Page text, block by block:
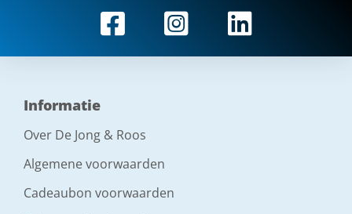
Informatie
Over De Jong & Roos
Algemene voorwaarden
Cadeaubon voorwaarden